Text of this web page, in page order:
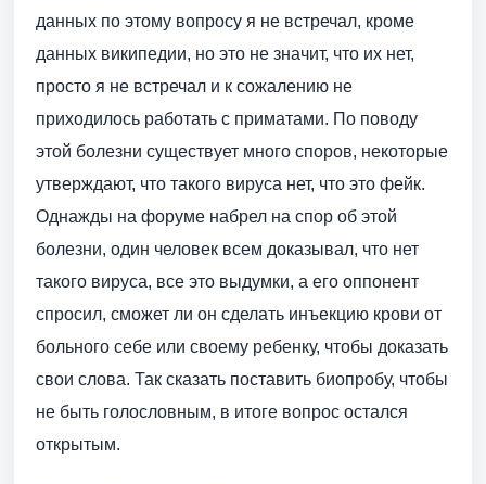
данных по этому вопросу я не встречал, кроме
данных википедии, но это не значит, что их нет,
просто я не встречал и к сожалению не
приходилось работать с приматами. По поводу
этой болезни существует много споров, некоторые
утверждают, что такого вируса нет, что это фейк.
Однажды на форуме набрел на спор об этой
болезни, один человек всем доказывал, что нет
такого вируса, все это выдумки, а его оппонент
спросил, сможет ли он сделать инъекцию крови от
больного себе или своему ребенку, чтобы доказать
свои слова. Так сказать поставить биопробу, чтобы
не быть голословным, в итоге вопрос остался
открытым.